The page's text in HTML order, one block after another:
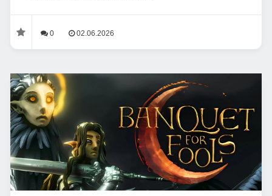
0 02.06.2026